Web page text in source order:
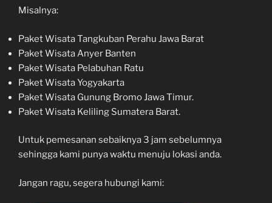
Misalnya:
Paket Wisata Tangkuban Perahu Jawa Barat
Paket Wisata Anyer Banten
Paket Wisata Pelabuhan Ratu
Paket Wisata Yogyakarta
Paket Wisata Gunung Bromo Jawa Timur.
Paket Wisata Keliling Sumatera Barat.
Untuk pemesanan sebaiknya 3 jam sebelumnya
sehingga kami punya waktu menuju lokasi anda.
Jangan ragu, segera hubungi kami: